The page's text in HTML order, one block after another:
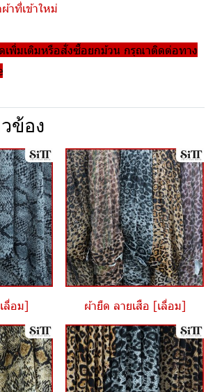
าที่เข้าใหม่
เพิ่มเติมหรือสั่งซื้อยกม้วน กรุณาติดต่อทาง
ข้อง
ลื่อม] ผ้ายืด ลายเสือ [เลื่อม]